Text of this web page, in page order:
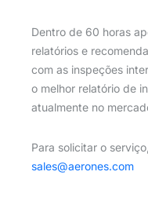
Dentro de 60 horas
relatórios e
com as inspeções
o melhor relatório de
atualmente no
Para solicitar o
sales@aerones.com